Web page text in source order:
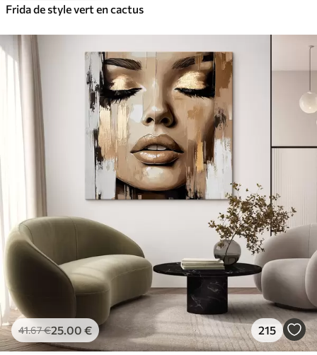
Frida de style vert en cactus
41.67€25.00 € 215